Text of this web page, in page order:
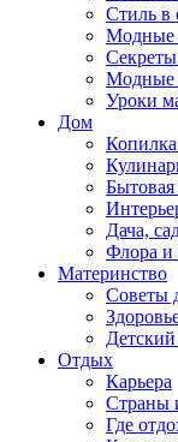
Стиль в
Модные
Модные
Уроки
Дом
Дача,
Флора и
Материнство
Советы
Отдых
Карьера
Страны
Где